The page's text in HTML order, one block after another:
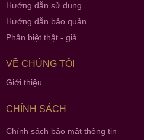
Hướng dẫn sử dụng
Hướng dẫn bảo quản
Phân biệt thật - giả
VỀ CHÚNG TÔI
Giới thiệu
CHÍNH SÁCH
Chính sách bảo mật thông tin